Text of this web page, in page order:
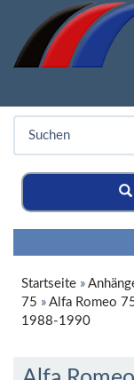
Startseite »
75 » Alfa Romeo
1988-1990